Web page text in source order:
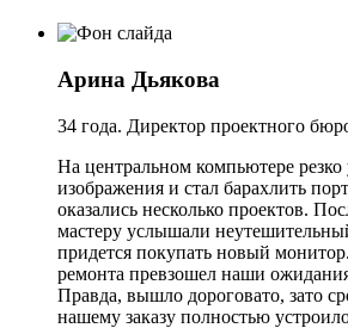
Арина Дьякова
34 года. Директор проектного
На центральном компьютере резко
изображения и стал барахлить
оказались несколько проектов.
мастеру услышали
придется покупать новый
ремонта превзошел наши
Правда, вышло дороговато, зато
нашему заказу полностью